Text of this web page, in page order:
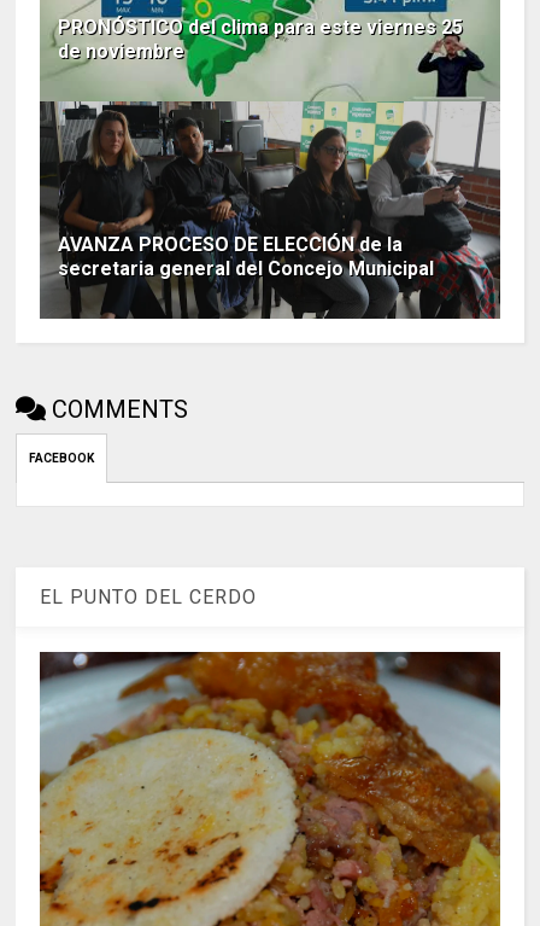
PRONÓSTICO del clima para este viernes 25
de noviembre
AVANZA PROCESO DE ELECCIÓN de la
secretaria general del Concejo Municipal
COMMENTS
FACEBOOK
EL PUNTO DEL CERDO